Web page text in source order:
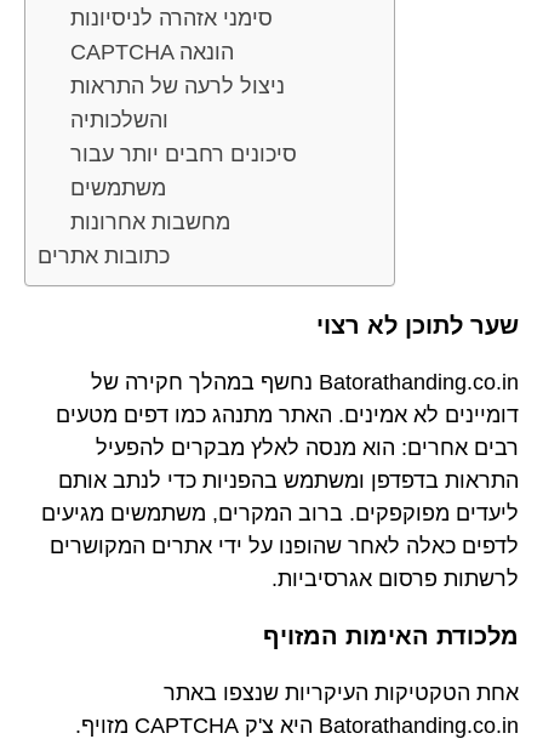
סימני אזהרה לניסיונות
CAPTCHA הונאה
ניצול לרעה של התראות
והשלכותיה
סיכונים רחבים יותר עבור
משתמשים
מחשבות אחרונות
כתובות אתרים
שער לתוכן לא רצוי
Batorathanding.co.in נחשף במהלך חקירה של
דומיינים לא אמינים. האתר מתנהג כמו דפים מטעים
רבים אחרים: הוא מנסה לאלץ מבקרים להפעיל
התראות בדפדפן ומשתמש בהפניות כדי לנתב אותם
ליעדים מפוקפקים. ברוב המקרים, משתמשים מגיעים
לדפים כאלה לאחר שהופנו על ידי אתרים המקושרים
לרשתות פרסום אגרסיביות.
מלכודת האימות המזויף
אחת הטקטיקות העיקריות שנצפו באתר
Batorathanding.co.in היא צ'ק CAPTCHA מזויף.